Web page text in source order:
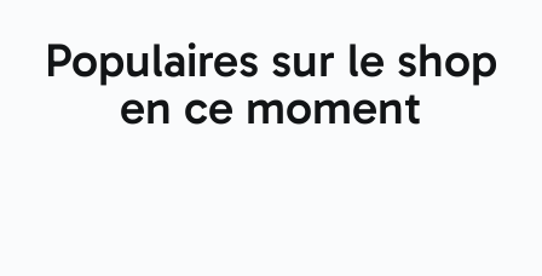
Populaires sur le shop
en ce moment